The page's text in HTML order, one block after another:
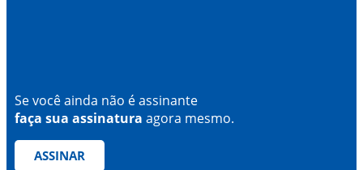
Se você ainda não é assinante
faça sua assinatura agora mesmo.
ASSINAR